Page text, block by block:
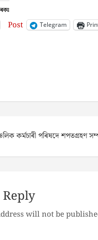
Post Telegram
কৰ্মচাৰী পৰিষদে শপতগ্ৰহণ
will not be